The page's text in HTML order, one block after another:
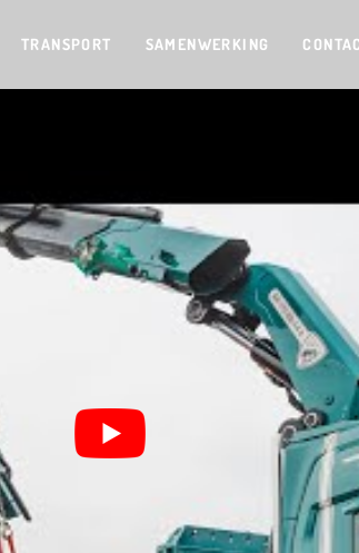
TRANSPORT SAMENWERKING